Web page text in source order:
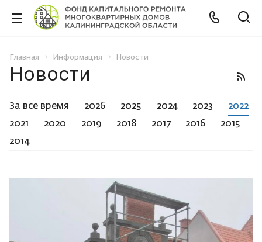
Главная Информация Новости
Новости
За все время 2026 2025 2024 2023
2022
2021
2020 2019 2018 2017 2016
2015
2014